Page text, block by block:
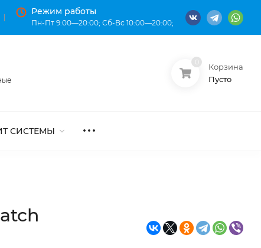
Режим работы
Пн-Пт 9:00—20:00; Сб-Вс 10:00—20:00;
Корзина
Пусто
СИСТЕМЫ